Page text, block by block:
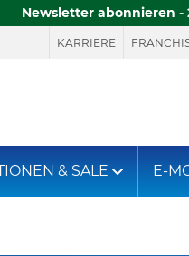
Newsletter abonnieren -
KARRIERE
& SALE E-